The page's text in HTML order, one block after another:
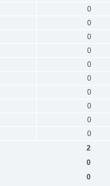
0
0
0
0
0
0
0
0
0
0
2
0
0